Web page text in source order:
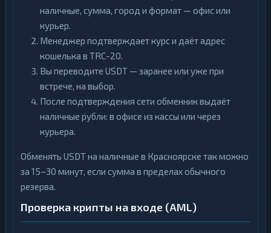
наличные, сумма, город и формат — офис или
курьер.
Менеджер подтверждает курс и даёт адрес
кошелька в TRC-20.
Вы переводите USDT — заранее или уже при
встрече, на выбор.
После подтверждения сети обменник выдаёт
наличные рубли: в офисе из кассы или через
курьера.
Обменять USDT на наличные в Красноярске так можно
за 15–30 минут, если сумма в пределах обычного
резерва.
Проверка крипты на входе (AML)